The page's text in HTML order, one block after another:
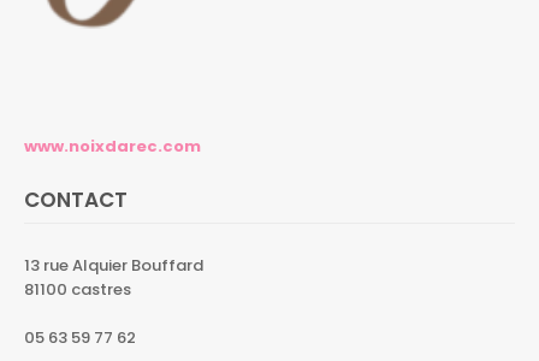
www.noixdarec.com
CONTACT
13 rue Alquier Bouffard
81100 castres
05 63 59 77 62